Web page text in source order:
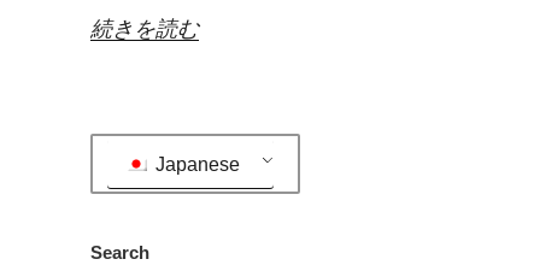
“Why
do
this?!”
続きを読む
Japanese
Search